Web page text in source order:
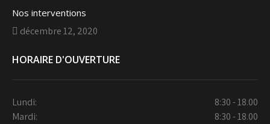
Nos interventions
décembre 12, 2020
HORAIRE D'OUVERTURE
Lundi:
8:30 - 18.00
Mardi:
8:30 - 18.00